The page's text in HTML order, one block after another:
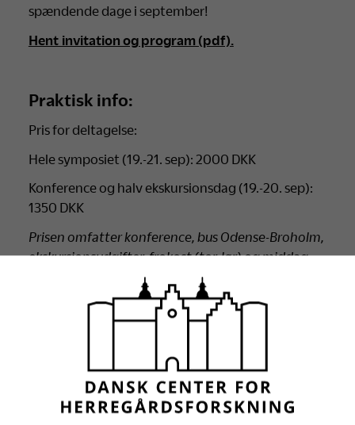
spændende dage i september!
Hent invitation og program (pdf).
Praktisk info:
Pris for deltagelse:
Hele symposiet (19.-21. sep): 2000 DKK
Konference og halv ekskursionsdag (19.-20. sep):
1350 DKK
Prisen omfatter konference, bus Odense-Broholm,
ekskursionsudgifter, frokost (tor-lør) og middag
(tor-fre). Overnatning er ikke inkluderet i prisen.
Tilmelding og betaling:
https://gammelestrup.dk/shop/
eller 3 dage).
OBS. Hvis du melder flere til på én gang, så skal du